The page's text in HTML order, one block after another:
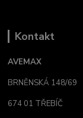
Kontakt
AVEMAX
BRNĚNSKÁ 148/69
674 01 TŘEBÍČ